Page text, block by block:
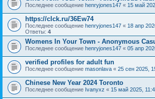
Последнее сообщение henryjones147 « 15 май
https://clck.ru/36Ew74
Последнее сообщение henryjones147 « 18 апр
Ответы: 4
Womens In Your Town - Anonymous
Последнее сообщение henryjones147 « 05 апр
verified profiles for adult fun
Последнее сообщение masonlava « 25 сен 2025,
Chinese New Year 2024 Toronto
Последнее сообщение Ivanyxz « 15 май 2025,